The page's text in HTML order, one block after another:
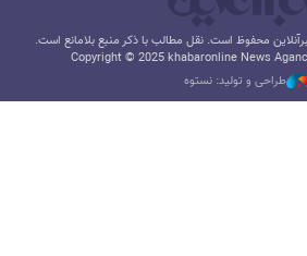
محفوظ است. نقل مطالب با ذکر منبع بلامانع است.
Copyright © 2025 khabaronline News
طراحی و تولید: نستوه